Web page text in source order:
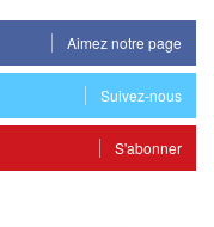
Aimez notre page
Suivez-nous
S'abonner